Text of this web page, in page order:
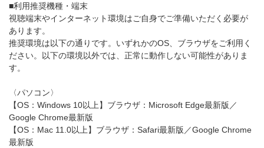
■利用推奨機種・端末
視聴端末やインターネット環境はご自身でご準備いただく必要が
あります。
推奨環境は以下の通りです。いずれかのOS、ブラウザをご利用く
ださい。以下の環境以外では、正常に動作しない可能性がありま
す。
〈パソコン〉
【OS：Windows 10以上】ブラウザ：Microsoft Edge最新版／
Google Chrome最新版
【OS：Mac 11.0以上】ブラウザ：Safari最新版／Google Chrome
最新版